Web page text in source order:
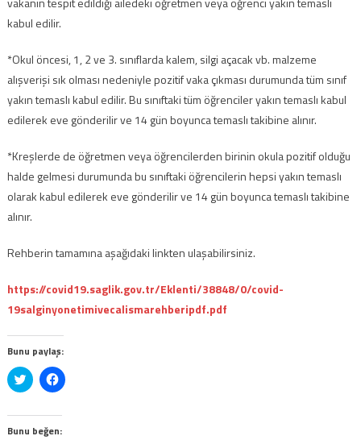
kabul edilir.
*Okul öncesi, 1, 2 ve 3. sınıflarda kalem, silgi açacak vb. malzeme
alışverişi sık olması nedeniyle pozitif vaka çıkması durumunda tüm sınıf
yakın temaslı kabul edilir. Bu sınıftaki tüm öğrenciler yakın temaslı kabul
edilerek eve gönderilir ve 14 gün boyunca temaslı takibine alınır.
*Kreşlerde de öğretmen veya öğrencilerden birinin okula pozitif olduğu
halde gelmesi durumunda bu sınıftaki öğrencilerin hepsi yakın temaslı
olarak kabul edilerek eve gönderilir ve 14 gün boyunca temaslı takibine
alınır.
Rehberin tamamına aşağıdaki linkten ulaşabilirsiniz.
https://covid19.saglik.gov.tr/Eklenti/38848/0/covid-
19salginyonetimivecalismarehberipdf.pdf
Bunu paylaş:
Twitter
üzerinde
tıklayın
(Yeni
Facebook'ta
paylaşmak
(Yeni
pencerede
Bunu beğen: